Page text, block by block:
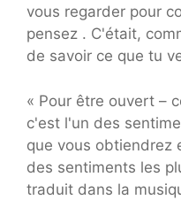
vous regarder pour
pensez . C'était,
de savoir ce que tu
« Pour être ouvert –
c'est l'un des
que vous obtiendrez
des sentiments les
traduit dans la